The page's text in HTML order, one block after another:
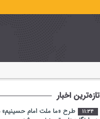
تازه‌ترین اخبار
11:34
طرح «ما ملت امام حسینیم»